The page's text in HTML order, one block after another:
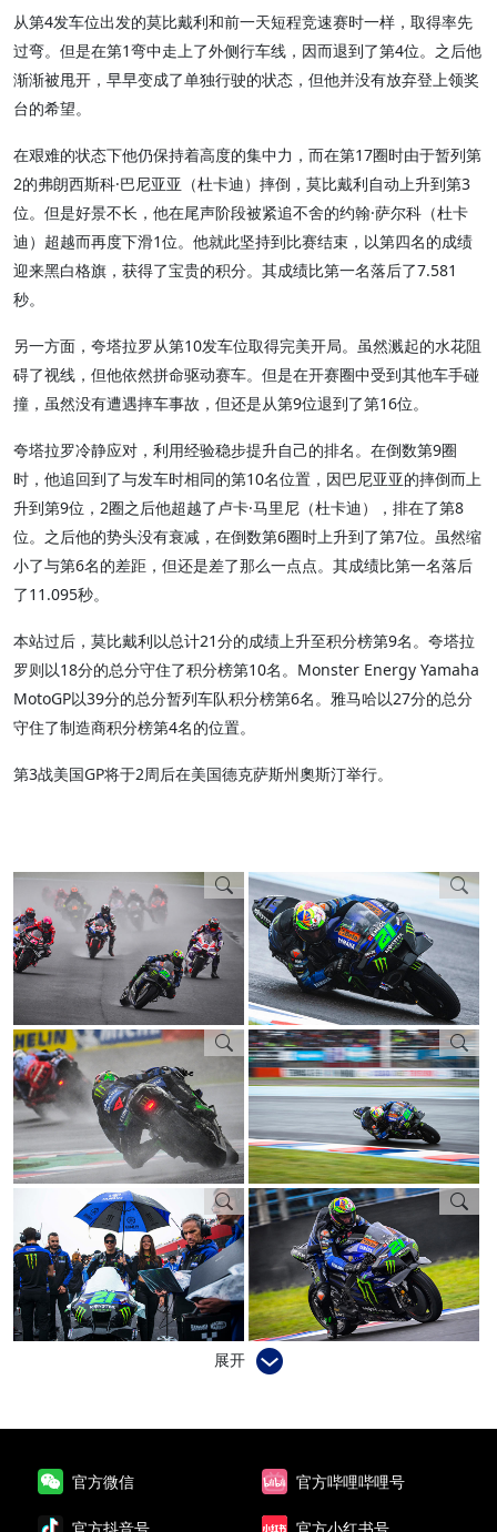
从第4发车位出发的莫比戴利和前一天短程竞速赛时一样，取得率先
过弯。但是在第1弯中走上了外侧行车线，因而退到了第4位。之后他
渐渐被甩开，早早变成了单独行驶的状态，但他并没有放弃登上领奖
台的希望。
在艰难的状态下他仍保持着高度的集中力，而在第17圈时由于暂列第
2的弗朗西斯科·巴尼亚亚（杜卡迪）摔倒，莫比戴利自动上升到第3
位。但是好景不长，他在尾声阶段被紧追不舍的约翰·萨尔科（杜卡
迪）超越而再度下滑1位。他就此坚持到比赛结束，以第四名的成绩
迎来黑白格旗，获得了宝贵的积分。其成绩比第一名落后了7.581
秒。
另一方面，夸塔拉罗从第10发车位取得完美开局。虽然溅起的水花阻
碍了视线，但他依然拼命驱动赛车。但是在开赛圈中受到其他车手碰
撞，虽然没有遭遇摔车事故，但还是从第9位退到了第16位。
夸塔拉罗冷静应对，利用经验稳步提升自己的排名。在倒数第9圈
时，他追回到了与发车时相同的第10名位置，因巴尼亚亚的摔倒而上
升到第9位，2圈之后他超越了卢卡·马里尼（杜卡迪），排在了第8
位。之后他的势头没有衰减，在倒数第6圈时上升到了第7位。虽然缩
小了与第6名的差距，但还是差了那么一点点。其成绩比第一名落后
了11.095秒。
本站过后，莫比戴利以总计21分的成绩上升至积分榜第9名。夸塔拉
罗则以18分的总分守住了积分榜第10名。Monster Energy Yamaha
MotoGP以39分的总分暂列车队积分榜第6名。雅马哈以27分的总分
守住了制造商积分榜第4名的位置。
第3战美国GP将于2周后在美国德克萨斯州奧斯汀举行。
展开
官方微信 官方哔哩哔哩号